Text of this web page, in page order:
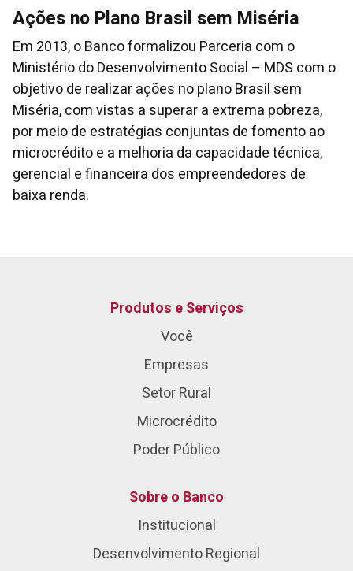
Ações no Plano Brasil sem Miséria
Em 2013, o Banco formalizou Parceria com o
Ministério do Desenvolvimento Social – MDS com o
objetivo de realizar ações no plano Brasil sem
Miséria, com vistas a superar a extrema pobreza,
por meio de estratégias conjuntas de fomento ao
microcrédito e a melhoria da capacidade técnica,
gerencial e financeira dos empreendedores de
baixa renda.
Produtos e Serviços
Você
Empresas
Setor Rural
Microcrédito
Poder Público
Sobre o Banco
Institucional
Desenvolvimento Regional